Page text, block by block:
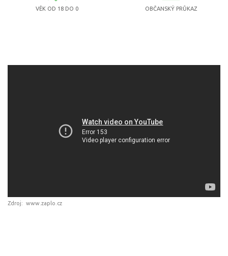
VĚK OD 18 DO 0 OBČANSKÝ PRŮKAZ
Zdroj: www.zaplo.cz